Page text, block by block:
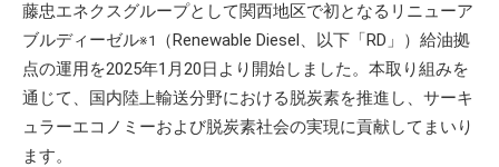
藤忠エネクスグループとして関西地区で初となるリニューア
ブルディーゼル※1
（Renewable Diesel、以下「RD」）給油拠
点の運用を2025年1月20日より開始しました。本取り組みを
通じて、国内陸上輸送分野における脱炭素を推進し、サーキ
ュラーエコノミーおよび脱炭素社会の実現に貢献してまいり
ます。